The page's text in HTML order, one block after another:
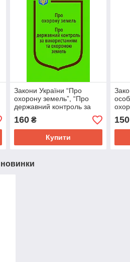
Закони України “Про
охорону земель”, “Про
державний контроль за
використанням та
охороною земель“
160₴
Купити
150
новинки